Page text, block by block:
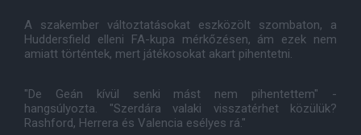
A szakember változtatásokat eszközölt szombaton, a
Huddersfield elleni FA-kupa mérkőzésen, ám ezek nem
amiatt történtek, mert játékosokat akart pihentetni.
"De Geán kívül senki mást nem pihentettem" -
hangsúlyozta. "Szerdára valaki visszatérhet közülük?
Rashford, Herrera és Valencia esélyes rá."